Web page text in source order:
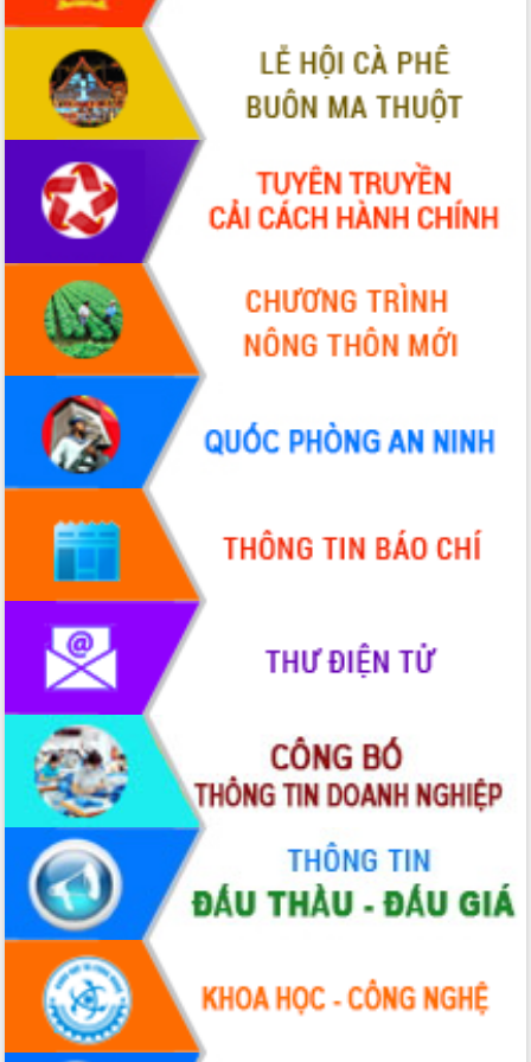
sầu riêng tại Đắk Lắk
Trình diễn nghệ thuật chế biến các
món ăn từ sầu riêng
Đắk Lắk công bố Quy hoạch và xúc
tiến đầu tư tỉnh
Ngành cá ngừ Đắk Lắk chủ động thích
ứng để giữ vững thị trường xuất khẩu
Diễn đàn Kinh tế tư nhân Việt Nam đột
phá cơ chế - Hợp tác công tư
Đề án 06 tạo bước ngoặt đột phá trong
cải cách hành chính tỉnh Đắk Lắk
Kết nối tour, đẩy mạnh chuyển đổi số
để phát triển du lịch Đắk Lắk
Khởi động Dự án Đầu tư xây dựng hạ
tầng kỹ thuật Cụm công nghiệp Tân
Gặp mặt các cơ quan báo chí nhân Kỷ
niệm 101 năm Ngày Báo chí Cách
mạng Việt Nam
Đắk Lắk sơ kết 4 năm triển khai thực
hiện Đề án 06 của Chính phủ
Họp báo thông tin về Hội nghị Công bố
Quy hoạch và Xúc tiến đầu tư tỉnh Đắk
Khơi thông điểm nghẽn, đẩy nhanh
giải ngân vốn khắc phục thiên tai
HĐND tỉnh thông qua điều chỉnh Quy
hoạch tỉnh thời kỳ 2021-2030
Hội thảo góp ý hồ sơ điều chỉnh quy
hoạch tỉnh Đắk Lắk thời kỳ 2021-2030,
tầm nhìn đến năm 2050
Nâng cao hiệu quả hoạt động của các
doanh nghiệp nhà nước
Hội nghị triển khai kết nối mạng
truyền số liệu chuyên dùng phục vụ cơ
quan Đảng, Nhà nước
Lễ phát động chuỗi hoạt động chung
tay làm sạch môi trường
Xã Ea Kar bước chuyển mình trong
công tác cải cách hành chính mô hình
mới